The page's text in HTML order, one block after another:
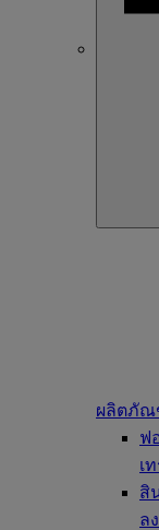
ผลิตภั
ฟ
เ
สิ
ล